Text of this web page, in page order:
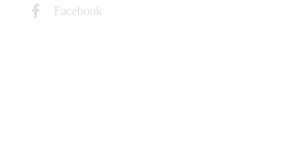
Facebook